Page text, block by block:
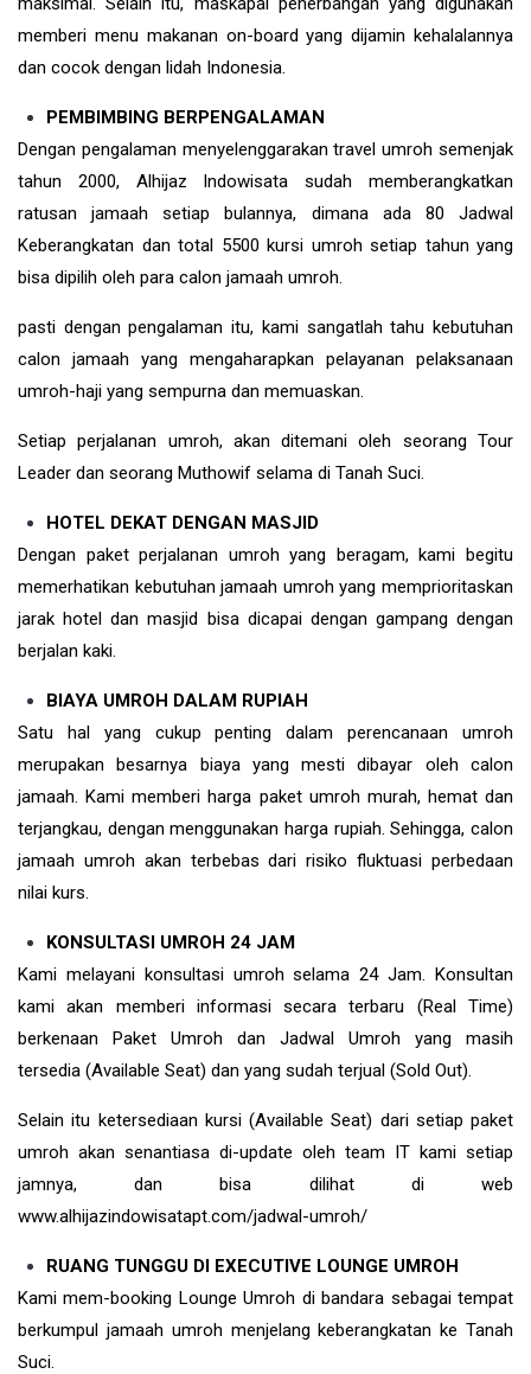
memberi menu makanan on-board yang dijamin kehalalannya
dan cocok dengan lidah Indonesia.
PEMBIMBING BERPENGALAMAN
Dengan pengalaman menyelenggarakan travel umroh semenjak
tahun 2000, Alhijaz Indowisata sudah memberangkatkan
ratusan jamaah setiap bulannya, dimana ada 80 Jadwal
Keberangkatan dan total 5500 kursi umroh setiap tahun yang
bisa dipilih oleh para calon jamaah umroh.
pasti dengan pengalaman itu, kami sangatlah tahu kebutuhan
calon jamaah yang mengaharapkan pelayanan pelaksanaan
umroh-haji yang sempurna dan memuaskan.
Setiap perjalanan umroh, akan ditemani oleh seorang Tour
Leader dan seorang Muthowif selama di Tanah Suci.
HOTEL DEKAT DENGAN MASJID
Dengan paket perjalanan umroh yang beragam, kami begitu
memerhatikan kebutuhan jamaah umroh yang memprioritaskan
jarak hotel dan masjid bisa dicapai dengan gampang dengan
berjalan kaki.
BIAYA UMROH DALAM RUPIAH
Satu hal yang cukup penting dalam perencanaan umroh
merupakan besarnya biaya yang mesti dibayar oleh calon
jamaah. Kami memberi harga paket umroh murah, hemat dan
terjangkau, dengan menggunakan harga rupiah. Sehingga, calon
jamaah umroh akan terbebas dari risiko fluktuasi perbedaan
nilai kurs.
KONSULTASI UMROH 24 JAM
Kami melayani konsultasi umroh selama 24 Jam. Konsultan
kami akan memberi informasi secara terbaru (Real Time)
berkenaan Paket Umroh dan Jadwal Umroh yang masih
tersedia (Available Seat) dan yang sudah terjual (Sold Out).
Selain itu ketersediaan kursi (Available Seat) dari setiap paket
umroh akan senantiasa di-update oleh team IT kami setiap
jamnya, dan bisa dilihat di web
www.alhijazindowisatapt.com/jadwal-umroh/
RUANG TUNGGU DI EXECUTIVE LOUNGE UMROH
Kami mem-booking Lounge Umroh di bandara sebagai tempat
berkumpul jamaah umroh menjelang keberangkatan ke Tanah
Suci.